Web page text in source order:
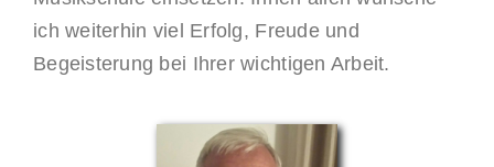
ich weiterhin viel Erfolg, Freude und
Begeisterung bei Ihrer wichtigen Arbeit.